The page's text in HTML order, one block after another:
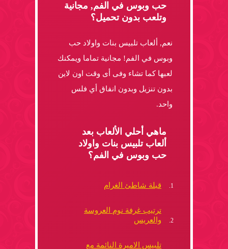
حب وبوس في الفم, مجانية
وتلعب بدون تحميل؟
نعم, ألعاب تلبيس بنات واولاد حب
وبوس في الفم! مجانية تماما ويمكنك
لعبها كما تشاء وفى أى وقت اون لاين
بدون تنزيل وبدون انفاق أي فلس
واحد.
ماهي أحلي الألعاب بعد
ألعاب تلبيس بنات واولاد
حب وبوس في الفم؟
قبلة شاطئ الغرام
ترتيب غرفة نوم العروسة
والعريس
تلبيس الاميرة النائمة مع